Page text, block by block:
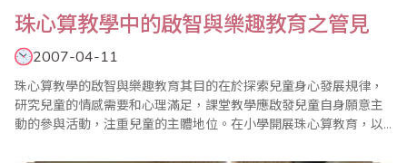
珠心算教學中的啟智與樂趣教育之管見
2007-04-11
珠心算教學的啟智與樂趣教育其目的在於探索兒童身心發展規律，
研究兒童的情感需要和心理滿足，課堂教學應啟發兒童自身願意主
動的參與活動，注重兒童的主體地位。在小學開展珠心算教育，以